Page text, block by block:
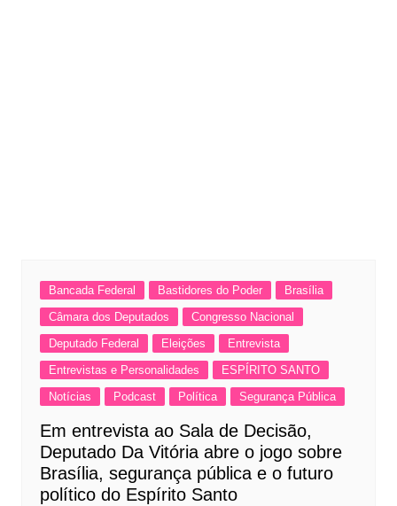
Bancada Federal Bastidores do Poder
Brasília
Câmara dos Deputados
Congresso Nacional
Deputado Federal
Eleições
Entrevista
Entrevistas e Personalidades
ESPÍRITO SANTO
Notícias
Podcast Política Segurança Pública
Em entrevista ao Sala de Decisão,
Deputado Da Vitória abre o jogo sobre
Brasília, segurança pública e o futuro
político do Espírito Santo